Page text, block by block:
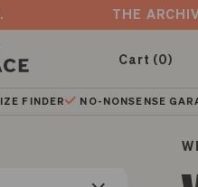
THE
Cart (0)
Open
NO-NONSENSE